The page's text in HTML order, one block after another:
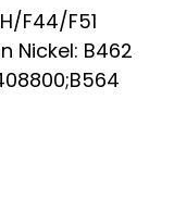
F44/F51
Nickel: B462